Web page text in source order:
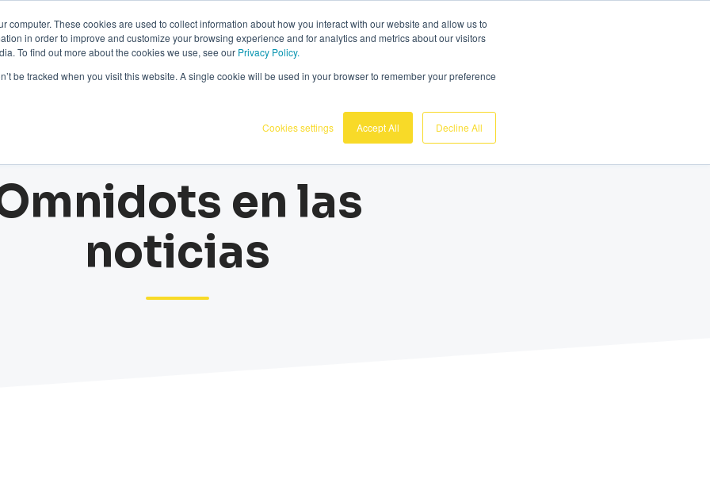
computer. These cookies are used to collect information about how you interact with our website and allow us to
in order to improve and customize your browsing experience and for analytics and metrics about our visitors
To find out more about the cookies we use, see our Privacy Policy.
be tracked when you visit this website. A single cookie will be used in your browser to remember your preference
Cookies settings Accept All Decline All
| Omnidots dans les médias Demo Gratuite
Clientes Base de conocimiento Sobre nosotros Soporte
en las
noticias